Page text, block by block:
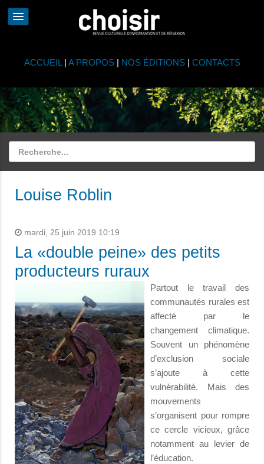
ACCUEIL | A PROPOS| NOS ÉDITIONS| CONTACTS
Louise Roblin
mardi, 25 juin 2019 10:19
La «double peine» des petits
producteurs ruraux
Partout le travail des
communautés rurales est
affecté par le
changement climatique.
Souvent un phénomène
d’exclusion sociale
s’ajoute à cette
vulnérabilité. Mais des
mouvements
s’organisent pour rompre
ce cercle vicieux, grâce
notamment au levier de
l’éducation.